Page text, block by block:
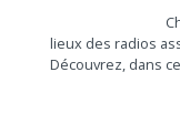
lieux des radios
Découvrez, dans